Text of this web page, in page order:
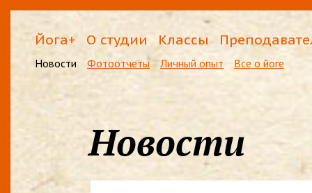
Йога+ О студии Классы
Новости Фотоотчеты Личный опыт Все о йоге
Новости